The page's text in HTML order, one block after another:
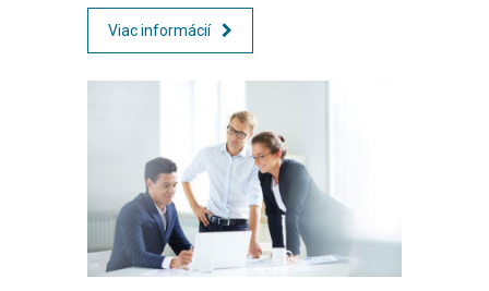
Viac informácií